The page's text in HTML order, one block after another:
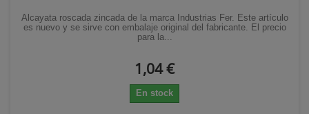
Alcayata roscada zincada de la marca Industrias Fer. Este artículo
es nuevo y se sirve con embalaje original del fabricante. El precio
para la...
1,04 €
En stock